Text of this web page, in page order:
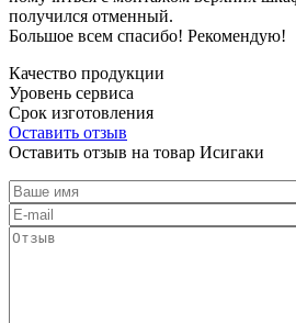
получился отменный.
Большое всем спасибо! Рекомендую!
Качество продукции
Уровень сервиса
Срок изготовления
Оставить отзыв
Оставить отзыв на товар Исигаки